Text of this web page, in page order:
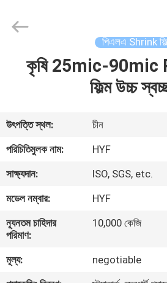
ভিডিও
আমাদের
সম্পর্কে
ভ্রমণ
পিএলএ Shrink
কৃষি 25mic-90mic
ফিল্ম উচ্চ
উৎপত্তি স্থল:
চীন
পরিচিতিমুলক নাম:
HYF
সাক্ষ্যদান:
ISO, SGS, etc.
মডেল নম্বার:
HYF
ন্যূনতম চাহিদার
পরিমাণ:
10,000 কেজি
মূল্য:
negotiable